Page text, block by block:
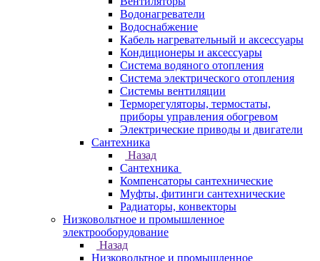
Водонагреватели
Водоснабжение
Кабель нагревательный и аксессуары
Кондиционеры и аксессуары
Система водяного отопления
Система электрического отопления
Системы вентиляции
Терморегуляторы, термостаты,
приборы управления обогревом
Электрические приводы и двигатели
Сантехника
Назад
Сантехника
Компенсаторы сантехнические
Муфты, фитинги сантехнические
Радиаторы, конвекторы
Низковольтное и промышленное
электрооборудование
Назад
Низковольтное и промышленное